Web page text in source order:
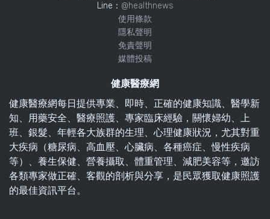
Line： @healthnews
使用條款
隱私聲明
免責聲明
媒體投稿
健康醫療網
健康醫療網每日提供專業、即時、正確的健康知識、醫學新
知、用藥安全、醫療照護、專家臨床經驗，關懷婦幼、上
班、銀髮、年輕各大族群的生理、心理健康狀況，尤其對重
大疾病（糖尿病、高血壓、心臟病、各種癌症、慢性疾病
等）、養生保健、營養攝取、體重管理、減肥美容等，邀訪
各類專家做正確、客觀的剖析與分享，是民眾獲取健康照護
的最佳資訊平台。